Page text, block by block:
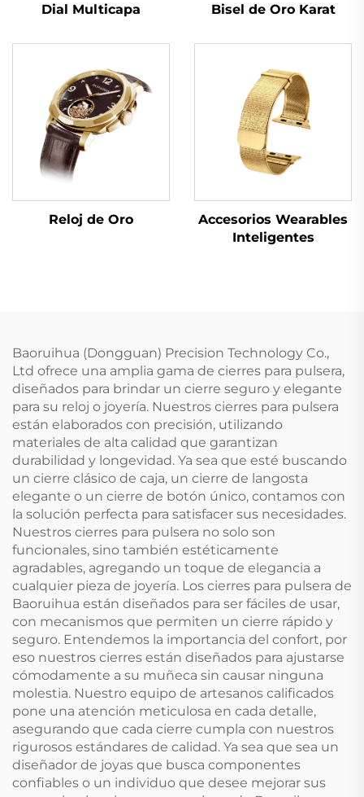
Dial Multicapa Bisel de Oro Karat
Reloj de Oro
Accesorios Wearables
Inteligentes
Baoruihua (Dongguan) Precision Technology Co.,
Ltd ofrece una amplia gama de cierres para pulsera,
diseñados para brindar un cierre seguro y elegante
para su reloj o joyería. Nuestros cierres para pulsera
están elaborados con precisión, utilizando
materiales de alta calidad que garantizan
durabilidad y longevidad. Ya sea que esté buscando
un cierre clásico de caja, un cierre de langosta
elegante o un cierre de botón único, contamos con
la solución perfecta para satisfacer sus necesidades.
Nuestros cierres para pulsera no solo son
funcionales, sino también estéticamente
agradables, agregando un toque de elegancia a
cualquier pieza de joyería. Los cierres para pulsera de
Baoruihua están diseñados para ser fáciles de usar,
con mecanismos que permiten un cierre rápido y
seguro. Entendemos la importancia del confort, por
eso nuestros cierres están diseñados para ajustarse
cómodamente a su muñeca sin causar ninguna
molestia. Nuestro equipo de artesanos calificados
pone una atención meticulosa en cada detalle,
asegurando que cada cierre cumpla con nuestros
rigurosos estándares de calidad. Ya sea que sea un
diseñador de joyas que busca componentes
confiables o un individuo que desee mejorar sus